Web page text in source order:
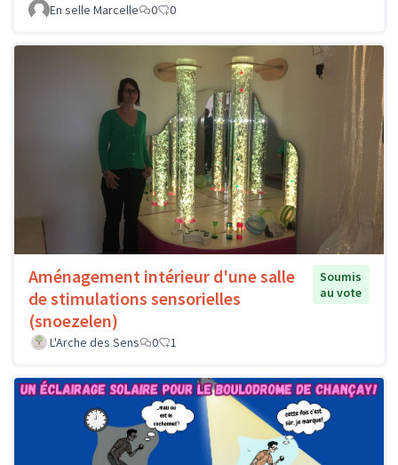
En selle Marcelle
0 0
Aménagement intérieur d'une salle
de stimulations sensorielles
(snoezelen)
Soumis
au vote
L'Arche des Sens 0 1